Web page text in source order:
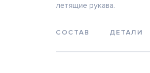
летящие рукава.
СОСТАВ ДЕТАЛИ